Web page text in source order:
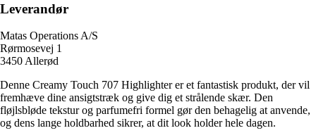
Leverandør
Matas Operations A/S
Rørmosevej 1
3450 Allerød
Denne Creamy Touch 707 Highlighter er et fantastisk produkt, der vil
fremhæve dine ansigtstræk og give dig et strålende skær. Den
fløjlsbløde tekstur og parfumefri formel gør den behagelig at anvende,
og dens lange holdbarhed sikrer, at dit look holder hele dagen.